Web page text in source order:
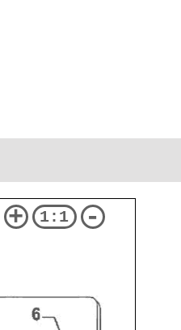
+ 1:1 -